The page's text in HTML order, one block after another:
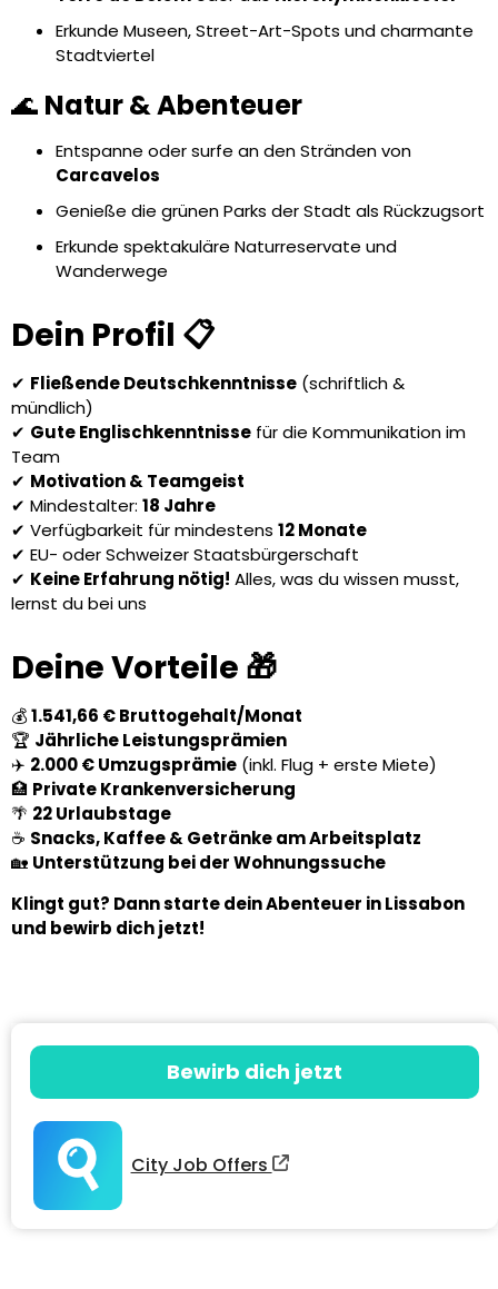
Erkunde Museen, Street-Art-Spots und charmante
Stadtviertel
🌊 Natur & Abenteuer
Entspanne oder surfe an den Stränden von
Carcavelos
Genieße die grünen Parks der Stadt als Rückzugsort
Erkunde spektakuläre Naturreservate und
Wanderwege
Dein Profil 📋
✔ Fließende Deutschkenntnisse (schriftlich &
mündlich)
✔ Gute Englischkenntnisse für die Kommunikation im
Team
✔ Motivation & Teamgeist
✔ Mindestalter: 18 Jahre
✔ Verfügbarkeit für mindestens 12 Monate
✔ EU- oder Schweizer Staatsbürgerschaft
✔ Keine Erfahrung nötig! Alles, was du wissen musst,
lernst du bei uns
Deine Vorteile 🎁
💰1.541,66 € Bruttogehalt/Monat
🏆 Jährliche Leistungsprämien
✈️ 2.000 € Umzugsprämie (inkl. Flug + erste Miete)
🏥 Private Krankenversicherung
🌴 22 Urlaubstage
☕ Snacks, Kaffee & Getränke am Arbeitsplatz
🏡 Unterstützung bei der Wohnungssuche
Klingt gut? Dann starte dein Abenteuer in Lissabon
und bewirb dich jetzt!
Bewirb dich jetzt
City Job Offers